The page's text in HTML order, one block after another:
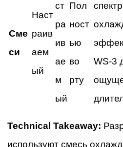
Сме
си
Наст
раив
аем
ый
ст
ра
ив
ае
м
ый
Пол
ност
ью
во
рту
WS-3
Technical Takeaway:
используют смесь